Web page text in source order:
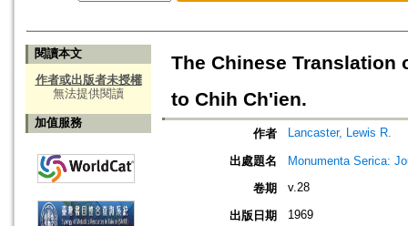
閱讀本文
作者或出版者未授權
無法提供閱讀
加值服務
The Chinese Translation
to Chih Ch'ien.
作者 Lancaster, Lewis R.
出處題名
Monumenta Serica:
卷期
v.28
出版日期 1969